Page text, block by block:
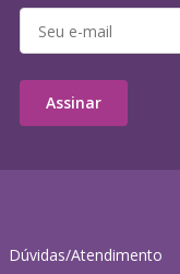
Dúvidas/Atendimento
Assinar